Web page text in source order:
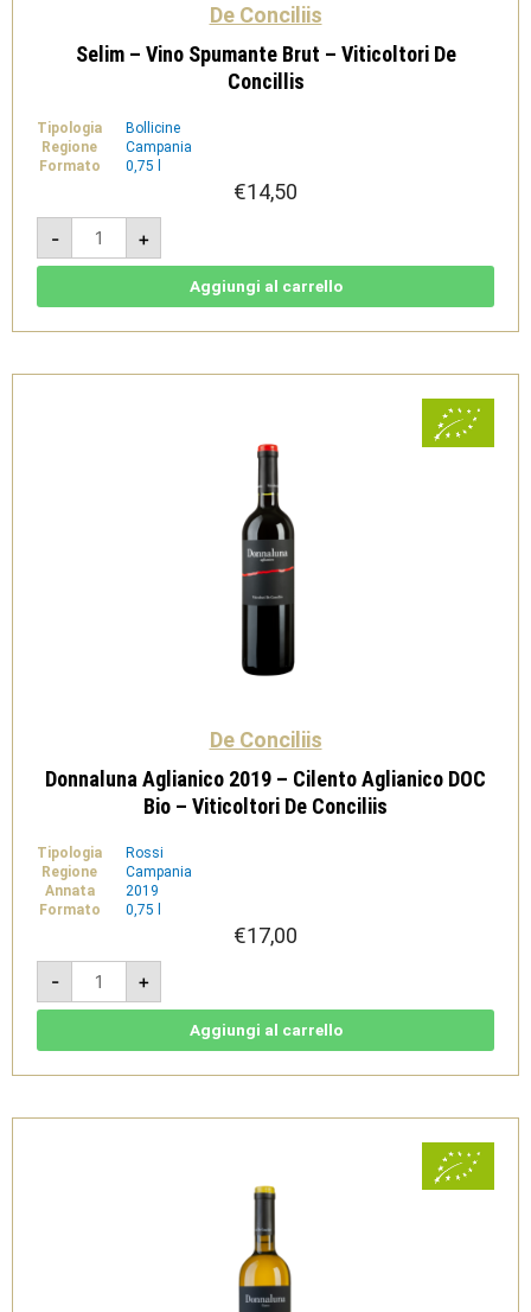
De Conciliis
Selim – Vino Spumante Brut – Viticoltori De
Concillis
Tipologia
Bollicine
Regione
Campania
Formato
0,75 l
€14,50
-
Selim
Vino
Spumante
De
+
Aggiungi al carrello
De Conciliis
Donnaluna Aglianico 2019 – Cilento Aglianico DOC
Bio – Viticoltori De Conciliis
Tipologia
Rossi
Regione
Campania
Annata
2019
Formato
0,75 l
€17,00
-
Donnaluna
Aglianico
2019
-
Bio
De
+
Aggiungi al carrello